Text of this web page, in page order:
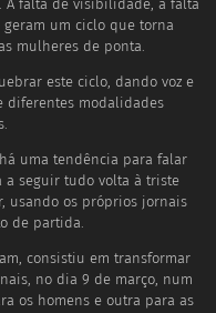
A falta de visibilidade, a falta
um ciclo que torna
mulheres de ponta.
este ciclo, dando voz e
diferentes modalidades
uma tendência para falar
a seguir tudo volta à triste
usando os próprios jornais
de partida.
consistiu em transformar
no dia 9 de março, num
os homens e outra para as